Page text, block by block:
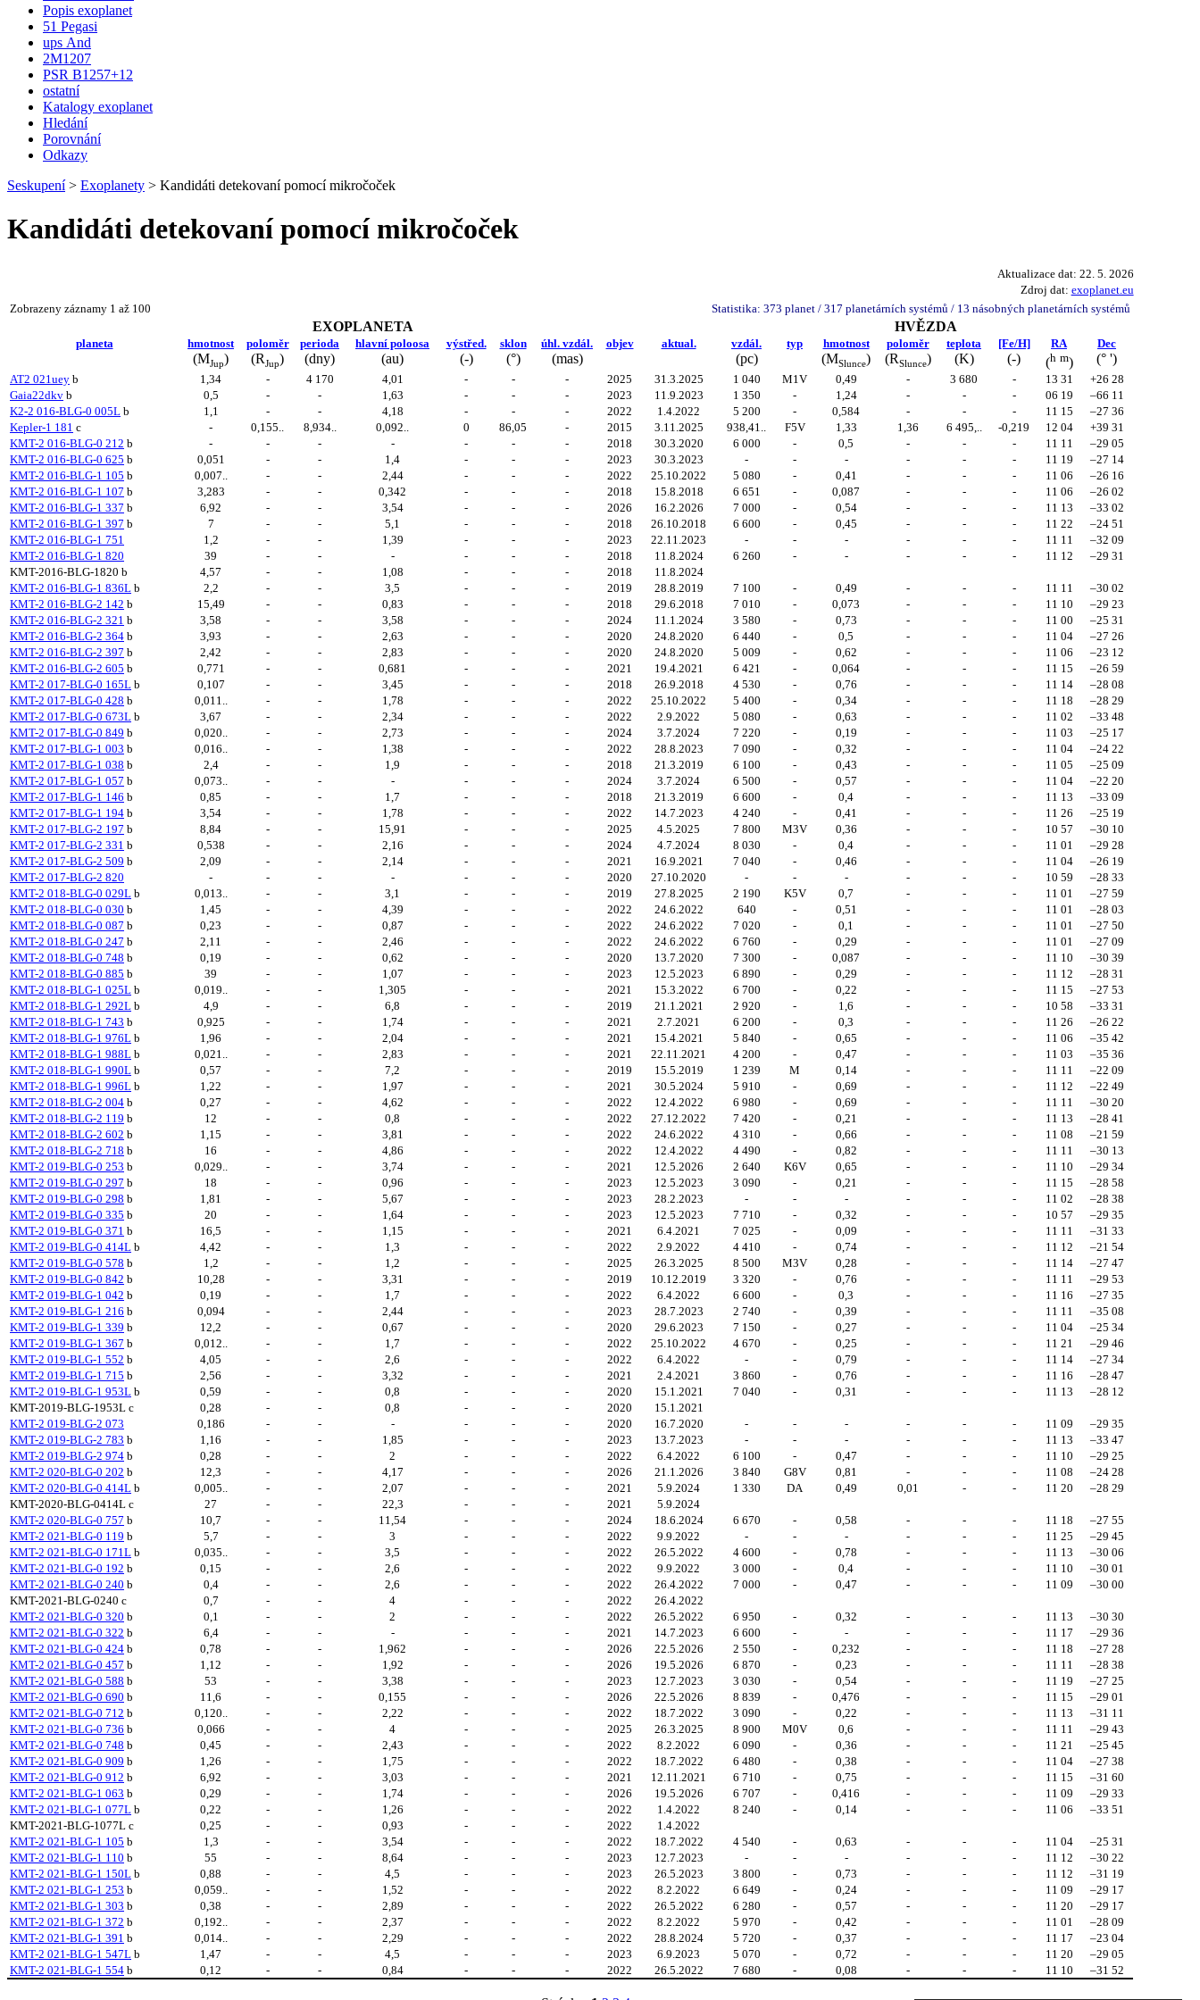
Popis exoplanet
51 Pegasi
ups And
2M1207
PSR B1257+12
ostatní
Katalogy exoplanet
Hledání
Porovnání
Odkazy
Seskupení > Exoplanety > Kandidáti detekovaní pomocí mikročoček
Kandidáti detekovaní pomocí mikročoček
Aktualizace dat: 22. 5. 2026
Zdroj dat: exoplanet.eu
Zobrazeny záznamy 1 až 100
Statistika: 373 planet / 317 planetárních systémů / 13 násobných planetárních systémů
EXOPLANETA HVĚZDA
planeta hmotnost
(MJup)
poloměr
(RJup)
perioda
(dny)
hlavní poloosa
(au)
výstřed.
(-)
sklon
(°)
úhl. vzdál.
(mas)
objev aktual. vzdál.
(pc)
typ hmotnost
(MSlunce)
poloměr
(RSlunce)
teplota
(K)
[Fe/H]
(-)
RA
(h m)
Dec
(° ')
AT2 021uey b 1,34 - 4 170 4,01 - - - 2025 31.3.2025 1 040 M1V 0,49 - 3 680 - 13 31
+26 28
Gaia22dkv b 0,5 - - 1,63 - - - 2023 11.9.2023 1 350 - 1,24 - - - 06 19
–66 11
K2-2 016-BLG-0 005L b 1,1 - - 4,18 - - - 2022 1.4.2022 5 200 - 0,584 - - - 11 15
–27 36
Kepler-1 181 c - 0,155.. 8,934.. 0,092.. 0 86,05 - 2015 3.11.2025 938,41.. F5V 1,33 1,36 6 495,.. -0,219 12 04
+39 31
KMT-2 016-BLG-0 212 b - - - - - - - 2018 30.3.2020 6 000 - 0,5 - - - 11 11
–29 05
KMT-2 016-BLG-0 625 b 0,051 - - 1,4 - - - 2023 30.3.2023 - - - - - - 11 19
–27 14
KMT-2 016-BLG-1 105 b 0,007.. - - 2,44 - - - 2022 25.10.2022 5 080 - 0,41 - - - 11 06
–26 16
KMT-2 016-BLG-1 107 b 3,283 - - 0,342 - - - 2018 15.8.2018 6 651 - 0,087 - - - 11 06
–26 02
KMT-2 016-BLG-1 337 b 6,92 - - 3,54 - - - 2026 16.2.2026 7 000 - 0,54 - - - 11 13
–33 02
KMT-2 016-BLG-1 397 b 7 - - 5,1 - - - 2018 26.10.2018 6 600 - 0,45 - - - 11 22
–24 51
KMT-2 016-BLG-1 751
1,2 - - 1,39 - - - 2023 22.11.2023 - - - - - - 11 11
–32 09
KMT-2 016-BLG-1 820
39 - - - - - - 2018 11.8.2024 6 260 - - - - - 11 12
–29 31
KMT-2016-BLG-1820 b 4,57 - - 1,08 - - - 2018
11.8.2024
KMT-2 016-BLG-1 836L b 2,2 - - 3,5 - - - 2019 28.8.2019 7 100 - 0,49 - - - 11 11
–30 02
KMT-2 016-BLG-2 142 b 15,49 - - 0,83 - - - 2018 29.6.2018 7 010 - 0,073 - - - 11 10
–29 23
KMT-2 016-BLG-2 321 b 3,58 - - 3,58 - - - 2024 11.1.2024 3 580 - 0,73 - - - 11 00
–25 31
KMT-2 016-BLG-2 364 b 3,93 - - 2,63 - - - 2020 24.8.2020 6 440 - 0,5 - - - 11 04
–27 26
KMT-2 016-BLG-2 397 b 2,42 - - 2,83 - - - 2020 24.8.2020 5 009 - 0,62 - - - 11 06
–23 12
KMT-2 016-BLG-2 605 b 0,771 - - 0,681 - - - 2021 19.4.2021 6 421 - 0,064 - - - 11 15
–26 59
KMT-2 017-BLG-0 165L b 0,107 - - 3,45 - - - 2018 26.9.2018 4 530 - 0,76 - - - 11 14
–28 08
KMT-2 017-BLG-0 428 b 0,011.. - - 1,78 - - - 2022 25.10.2022 5 400 - 0,34 - - - 11 18
–28 29
KMT-2 017-BLG-0 673L b 3,67 - - 2,34 - - - 2022 2.9.2022 5 080 - 0,63 - - - 11 02
–33 48
KMT-2 017-BLG-0 849 b 0,020.. - - 2,73 - - - 2024 3.7.2024 7 220 - 0,19 - - - 11 03
–25 17
KMT-2 017-BLG-1 003 b 0,016.. - - 1,38 - - - 2022 28.8.2023 7 090 - 0,32 - - - 11 04
–24 22
KMT-2 017-BLG-1 038 b 2,4 - - 1,9 - - - 2018 21.3.2019 6 100 - 0,43 - - - 11 05
–25 09
KMT-2 017-BLG-1 057 b 0,073.. - - - - - - 2024 3.7.2024 6 500 - 0,57 - - - 11 04
–22 20
KMT-2 017-BLG-1 146 b 0,85 - - 1,7 - - - 2018 21.3.2019 6 600 - 0,4 - - - 11 13
–33 09
KMT-2 017-BLG-1 194 b 3,54 - - 1,78 - - - 2022 14.7.2023 4 240 - 0,41 - - - 11 26
–25 19
KMT-2 017-BLG-2 197 b 8,84 - - 15,91 - - - 2025 4.5.2025 7 800 M3V 0,36 - - - 10 57
–30 10
KMT-2 017-BLG-2 331 b 0,538 - - 2,16 - - - 2024 4.7.2024 8 030 - 0,4 - - - 11 01
–29 28
KMT-2 017-BLG-2 509 b 2,09 - - 2,14 - - - 2021 16.9.2021 7 040 - 0,46 - - - 11 04
–26 19
KMT-2 017-BLG-2 820
- - - - - - - 2020 27.10.2020 - - - - - - 10 59
–28 33
KMT-2 018-BLG-0 029L b 0,013.. - - 3,1 - - - 2019 27.8.2025 2 190 K5V 0,7 - - - 11 01
–27 59
KMT-2 018-BLG-0 030 b 1,45 - - 4,39 - - - 2022 24.6.2022 640 - 0,51 - - - 11 01
–28 03
KMT-2 018-BLG-0 087 b 0,23 - - 0,87 - - - 2022 24.6.2022 7 020 - 0,1 - - - 11 01
–27 50
KMT-2 018-BLG-0 247 b 2,11 - - 2,46 - - - 2022 24.6.2022 6 760 - 0,29 - - - 11 01
–27 09
KMT-2 018-BLG-0 748 b 0,19 - - 0,62 - - - 2020 13.7.2020 7 300 - 0,087 - - - 11 10
–30 39
KMT-2 018-BLG-0 885 b 39 - - 1,07 - - - 2023 12.5.2023 6 890 - 0,29 - - - 11 12
–28 31
KMT-2 018-BLG-1 025L b 0,019.. - - 1,305 - - - 2021 15.3.2022 6 700 - 0,22 - - - 11 15
–27 53
KMT-2 018-BLG-1 292L b 4,9 - - 6,8 - - - 2019 21.1.2021 2 920 - 1,6 - - - 10 58
–33 31
KMT-2 018-BLG-1 743 b 0,925 - - 1,74 - - - 2021 2.7.2021 6 200 - 0,3 - - - 11 26
–26 22
KMT-2 018-BLG-1 976L b 1,96 - - 2,04 - - - 2021 15.4.2021 5 840 - 0,65 - - - 11 06
–35 42
KMT-2 018-BLG-1 988L b 0,021.. - - 2,83 - - - 2021 22.11.2021 4 200 - 0,47 - - - 11 03
–35 36
KMT-2 018-BLG-1 990L b 0,57 - - 7,2 - - - 2019 15.5.2019 1 239 M 0,14 - - - 11 11
–22 09
KMT-2 018-BLG-1 996L b 1,22 - - 1,97 - - - 2021 30.5.2024 5 910 - 0,69 - - - 11 12
–22 49
KMT-2 018-BLG-2 004 b 0,27 - - 4,62 - - - 2022 12.4.2022 6 980 - 0,69 - - - 11 11
–30 20
KMT-2 018-BLG-2 119 b 12 - - 0,8 - - - 2022 27.12.2022 7 420 - 0,21 - - - 11 13
–28 41
KMT-2 018-BLG-2 602 b 1,15 - - 3,81 - - - 2022 24.6.2022 4 310 - 0,66 - - - 11 08
–21 59
KMT-2 018-BLG-2 718 b 16 - - 4,86 - - - 2022 12.4.2022 4 490 - 0,82 - - - 11 11
–30 13
KMT-2 019-BLG-0 253 b 0,029.. - - 3,74 - - - 2021 12.5.2026 2 640 K6V 0,65 - - - 11 10
–29 34
KMT-2 019-BLG-0 297 b 18 - - 0,96 - - - 2023 12.5.2023 3 090 - 0,21 - - - 11 15
–28 58
KMT-2 019-BLG-0 298 b 1,81 - - 5,67 - - - 2023 28.2.2023 - - - - - - 11 02
–28 38
KMT-2 019-BLG-0 335 b 20 - - 1,64 - - - 2023 12.5.2023 7 710 - 0,32 - - - 10 57
–29 35
KMT-2 019-BLG-0 371 b 16,5 - - 1,15 - - - 2021 6.4.2021 7 025 - 0,09 - - - 11 11
–31 33
KMT-2 019-BLG-0 414L b 4,42 - - 1,3 - - - 2022 2.9.2022 4 410 - 0,74 - - - 11 12
–21 54
KMT-2 019-BLG-0 578 b 1,2 - - 1,2 - - - 2025 26.3.2025 8 500 M3V 0,28 - - - 11 14
–27 47
KMT-2 019-BLG-0 842 b 10,28 - - 3,31 - - - 2019 10.12.2019 3 320 - 0,76 - - - 11 11
–29 53
KMT-2 019-BLG-1 042 b 0,19 - - 1,7 - - - 2022 6.4.2022 6 600 - 0,3 - - - 11 16
–27 35
KMT-2 019-BLG-1 216 b 0,094 - - 2,44 - - - 2023 28.7.2023 2 740 - 0,39 - - - 11 11
–35 08
KMT-2 019-BLG-1 339 b 12,2 - - 0,67 - - - 2020 29.6.2023 7 150 - 0,27 - - - 11 04
–25 34
KMT-2 019-BLG-1 367 b 0,012.. - - 1,7 - - - 2022 25.10.2022 4 670 - 0,25 - - - 11 21
–29 46
KMT-2 019-BLG-1 552 b 4,05 - - 2,6 - - - 2022 6.4.2022 - - 0,79 - - - 11 14
–27 34
KMT-2 019-BLG-1 715 b 2,56 - - 3,32 - - - 2021 2.4.2021 3 860 - 0,76 - - - 11 16
–28 47
KMT-2 019-BLG-1 953L b 0,59 - - 0,8 - - - 2020 15.1.2021 7 040 - 0,31 - - - 11 13
–28 12
KMT-2019-BLG-1953L c 0,28 - - 0,8 - - - 2020
15.1.2021
KMT-2 019-BLG-2 073
0,186 - - - - - - 2020 16.7.2020 - - - - - - 11 09
–29 35
KMT-2 019-BLG-2 783 b 1,16 - - 1,85 - - - 2023 13.7.2023 - - - - - - 11 13
–33 47
KMT-2 019-BLG-2 974 b 0,28 - - 2 - - - 2022 6.4.2022 6 100 - 0,47 - - - 11 10
–29 25
KMT-2 020-BLG-0 202 b 12,3 - - 4,17 - - - 2026 21.1.2026 3 840 G8V 0,81 - - - 11 08
–24 28
KMT-2 020-BLG-0 414L b 0,005.. - - 2,07 - - - 2021 5.9.2024 1 330 DA 0,49 0,01 - - 11 20
–28 29
KMT-2020-BLG-0414L c 27 - - 22,3 - - - 2021
5.9.2024
KMT-2 020-BLG-0 757 b 10,7 - - 11,54 - - - 2024 18.6.2024 6 670 - 0,58 - - - 11 18
–27 55
KMT-2 021-BLG-0 119 b 5,7 - - 3 - - - 2022 9.9.2022 - - - - - - 11 25
–29 45
KMT-2 021-BLG-0 171L b 0,035.. - - 3,5 - - - 2022 26.5.2022 4 600 - 0,78 - - - 11 13
–30 06
KMT-2 021-BLG-0 192 b 0,15 - - 2,6 - - - 2022 9.9.2022 3 000 - 0,4 - - - 11 10
–30 01
KMT-2 021-BLG-0 240 b 0,4 - - 2,6 - - - 2022 26.4.2022 7 000 - 0,47 - - - 11 09
–30 00
KMT-2021-BLG-0240 c 0,7 - - 4 - - - 2022
26.4.2022
KMT-2 021-BLG-0 320 b 0,1 - - 2 - - - 2022 26.5.2022 6 950 - 0,32 - - - 11 13
–30 30
KMT-2 021-BLG-0 322 b 6,4 - - - - - - 2021 14.7.2023 6 600 - - - - - 11 17
–29 36
KMT-2 021-BLG-0 424 b 0,78 - - 1,962 - - - 2026 22.5.2026 2 550 - 0,232 - - - 11 18
–27 28
KMT-2 021-BLG-0 457 b 1,12 - - 1,92 - - - 2026 19.5.2026 6 870 - 0,23 - - - 11 11
–28 38
KMT-2 021-BLG-0 588 b 53 - - 3,38 - - - 2023 12.7.2023 3 030 - 0,54 - - - 11 19
–27 25
KMT-2 021-BLG-0 690 b 11,6 - - 0,155 - - - 2026 22.5.2026 8 839 - 0,476 - - - 11 15
–29 01
KMT-2 021-BLG-0 712 b 0,120.. - - 2,22 - - - 2022 18.7.2022 3 090 - 0,22 - - - 11 13
–31 11
KMT-2 021-BLG-0 736 b 0,066 - - 4 - - - 2025 26.3.2025 8 900 M0V 0,6 - - - 11 11
–29 43
KMT-2 021-BLG-0 748 b 0,45 - - 2,43 - - - 2022 8.2.2022 6 090 - 0,36 - - - 11 21
–25 45
KMT-2 021-BLG-0 909 b 1,26 - - 1,75 - - - 2022 18.7.2022 6 480 - 0,38 - - - 11 04
–27 38
KMT-2 021-BLG-0 912 b 6,92 - - 3,03 - - - 2021 12.11.2021 6 710 - 0,75 - - - 11 15
–31 60
KMT-2 021-BLG-1 063 b 0,29 - - 1,74 - - - 2026 19.5.2026 6 707 - 0,416 - - - 11 09
–29 33
KMT-2 021-BLG-1 077L b 0,22 - - 1,26 - - - 2022 1.4.2022 8 240 - 0,14 - - - 11 06
–33 51
KMT-2021-BLG-1077L c 0,25 - - 0,93 - - - 2022
1.4.2022
KMT-2 021-BLG-1 105 b 1,3 - - 3,54 - - - 2022 18.7.2022 4 540 - 0,63 - - - 11 04
–25 31
KMT-2 021-BLG-1 110 b 55 - - 8,64 - - - 2023 12.7.2023 - - - - - - 11 12
–30 22
KMT-2 021-BLG-1 150L b 0,88 - - 4,5 - - - 2023 26.5.2023 3 800 - 0,73 - - - 11 12
–31 19
KMT-2 021-BLG-1 253 b 0,059.. - - 1,52 - - - 2022 8.2.2022 6 649 - 0,24 - - - 11 09
–29 17
KMT-2 021-BLG-1 303 b 0,38 - - 2,89 - - - 2022 26.5.2022 6 280 - 0,57 - - - 11 20
–29 17
KMT-2 021-BLG-1 372 b 0,192.. - - 2,37 - - - 2022 8.2.2022 5 970 - 0,42 - - - 11 01
–28 09
KMT-2 021-BLG-1 391 b 0,014.. - - 2,29 - - - 2022 28.8.2024 5 720 - 0,37 - - - 11 17
–23 04
KMT-2 021-BLG-1 547L b 1,47 - - 4,5 - - - 2023 6.9.2023 5 070 - 0,72 - - - 11 20
–29 05
KMT-2 021-BLG-1 554 b 0,12 - - 0,84 - - - 2022 26.5.2022 7 680 - 0,08 - - - 11 10 –31 52